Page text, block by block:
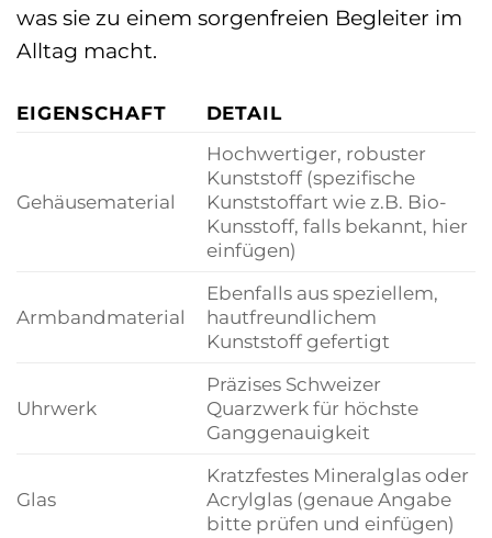
was sie zu einem sorgenfreien Begleiter im
Alltag macht.
EIGENSCHAFT DETAIL
Gehäusematerial
Hochwertiger, robuster
Kunststoff (spezifische
Kunststoffart wie z.B. Bio-
Kunsstoff, falls bekannt, hier
einfügen)
Armbandmaterial
Ebenfalls aus speziellem,
hautfreundlichem
Kunststoff gefertigt
Uhrwerk
Präzises Schweizer
Quarzwerk für höchste
Ganggenauigkeit
Glas
Kratzfestes Mineralglas oder
Acrylglas (genaue Angabe
bitte prüfen und einfügen)